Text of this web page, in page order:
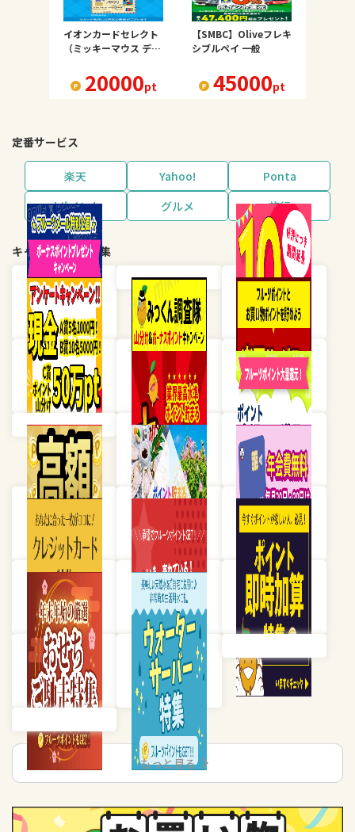
イオンカードセレクト
（ミッキーマウス デザ
20000pt
【SMBC】Oliveフレキ
シブルペイ 一般
45000pt
定番サービス
楽天 Yahoo!
Ponta
dポイント
グルメ 旅行
キャンペーン・特集
もっと見るchevron_right